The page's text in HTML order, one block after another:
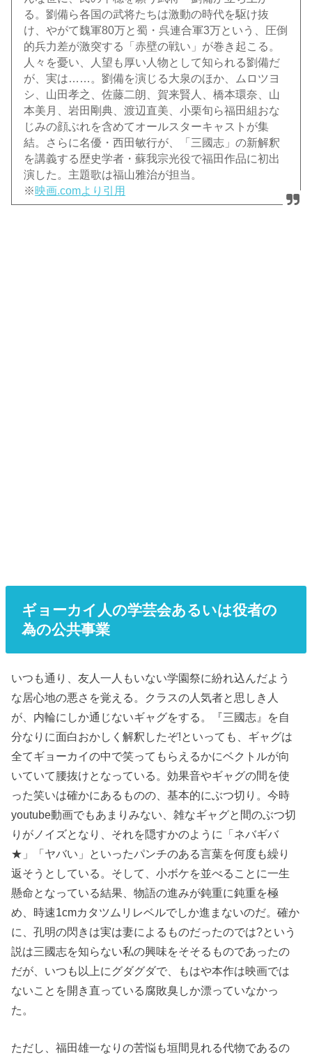
る。劉備ら各国の武将たちは激動の時代を駆け抜
け、やがて魏軍80万と蜀・呉連合軍3万という、圧倒
的兵力差が激突する「赤壁の戦い」が巻き起こる。
人々を憂い、人望も厚い人物として知られる劉備だ
が、実は……。劉備を演じる大泉のほか、ムロツヨ
シ、山田孝之、佐藤二朗、賀来賢人、橋本環奈、山
本美月、岩田剛典、渡辺直美、小栗旬ら福田組おな
じみの顔ぶれを含めてオールスターキャストが集
結。さらに名優・西田敏行が、「三國志」の新解釈
を講義する歴史学者・蘇我宗光役で福田作品に初出
演した。主題歌は福山雅治が担当。
※映画.comより引用
ギョーカイ人の学芸会あるいは役者の
為の公共事業
いつも通り、友人一人もいない学園祭に紛れ込んだよう
な居心地の悪さを覚える。クラスの人気者と思しき人
が、内輪にしか通じないギャグをする。『三國志』を自
分なりに面白おかしく解釈したぞ!といっても、ギャグは
全てギョーカイの中で笑ってもらえるかにベクトルが向
いていて腰抜けとなっている。効果音やギャグの間を使
った笑いは確かにあるものの、基本的にぶつ切り。今時
youtube動画でもあまりみない、雑なギャグと間のぶつ切
りがノイズとなり、それを隠すかのように「ネバギバ
★」「ヤバい」といったパンチのある言葉を何度も繰り
返そうとしている。そして、小ボケを並べることに一生
懸命となっている結果、物語の進みが鈍重に鈍重を極
め、時速1cmカタツムリレベルでしか進まないのだ。確か
に、孔明の閃きは実は妻によるものだったのでは?という
説は三國志を知らない私の興味をそそるものであったの
だが、いつも以上にグダグダで、もはや本作は映画では
ないことを開き直っている腐敗臭しか漂っていなかっ
た。
ただし、福田雄一なりの苦悩も垣間見れる代物であるの